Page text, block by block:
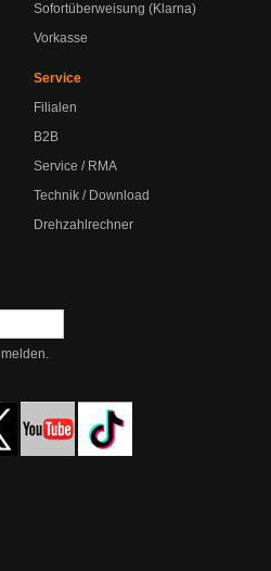
Sofortüberweisung (Klarna)
Vorkasse
Service
Filialen
B2B
Service / RMA
Technik / Download
Drehzahlrechner